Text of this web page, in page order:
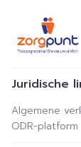
Juridische
Algemene
ODR-platform